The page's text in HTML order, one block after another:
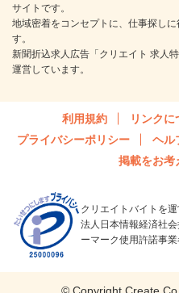
サイトです。
地域密着をコンセプトに、仕事探し
す。
新聞折込求人広告「クリエイト 求人
運営しています。
利用規約 リンクに
プライバシーポリシー
ヘル
掲載をお考
クリエイトバイトを
法人日本情報経済社
ーマーク使用許諾事業